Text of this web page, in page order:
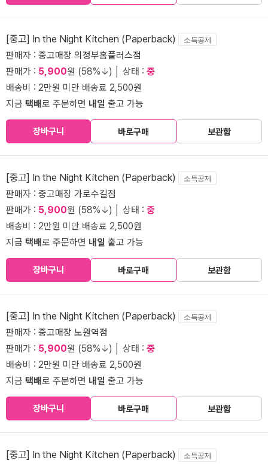
[중고] In the Night Kitchen (Paperback) 소득공제
판매자 : 중고매장 의정부홈플러스점
판매가 : 5,900원 (58%↓) │ 상태 : 중
배송비 : 2만원 미만 배송료 2,500원
지금 택배로 주문하면 내일 출고 가능
장바구니 바로구매 보관함
[중고] In the Night Kitchen (Paperback) 소득공제
판매자 : 중고매장 가로수길점
판매가 : 5,900원 (58%↓) │ 상태 : 중
배송비 : 2만원 미만 배송료 2,500원
지금 택배로 주문하면 내일 출고 가능
장바구니 바로구매 보관함
[중고] In the Night Kitchen (Paperback) 소득공제
판매자 : 중고매장 노원역점
판매가 : 5,900원 (58%↓) │ 상태 : 중
배송비 : 2만원 미만 배송료 2,500원
지금 택배로 주문하면 내일 출고 가능
장바구니 바로구매 보관함
[중고] In the Night Kitchen (Paperback) 소득공제